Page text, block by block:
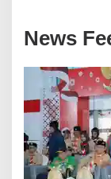
News